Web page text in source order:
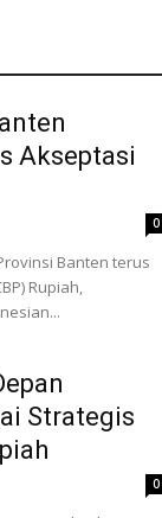
Akseptasi
0
Banten terus
Rupiah,
Strategis
0